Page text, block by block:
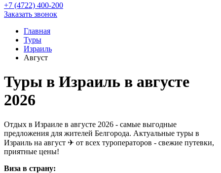
+7 (4722) 400-200
Заказать звонок
Главная
Туры
Израиль
Август
Туры в Израиль в августе
2026
Отдых в Израиле в августе 2026 - самые выгодные
предложения для жителей Белгорода. Актуальные туры в
Израиль на август ✈ от всех туроператоров - свежие путевки,
приятные цены!
Виза в страну: